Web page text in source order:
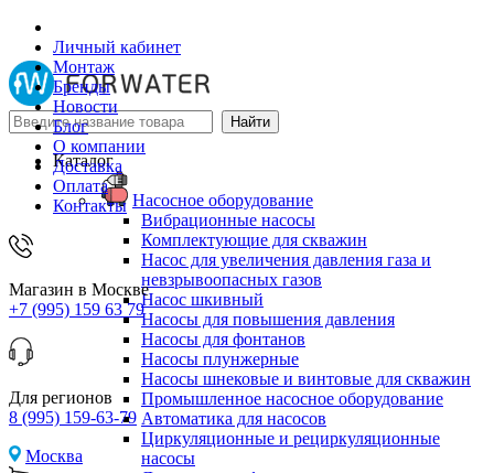
Личный кабинет
Монтаж
Бренды
Новости
Блог
О компании
Доставка
Оплата
Контакты
Магазин в Москве
+7 (995) 159 63 79
Для регионов
8 (995) 159-63-79
Москва
Каталог
Насосное оборудование
Вибрационные насосы
Комплектующие для скважин
Насос для увеличения давления газа и
невзрывоопасных газов
Насос шкивный
Насосы для повышения давления
Насосы для фонтанов
Насосы плунжерные
Насосы шнековые и винтовые для скважин
Промышленное насосное оборудование
Автоматика для насосов
Циркуляционные и рециркуляционные
насосы